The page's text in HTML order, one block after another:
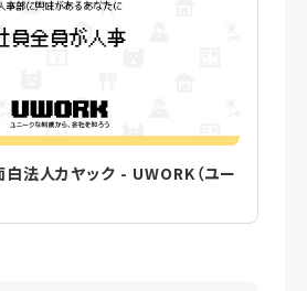
法人カヤック - UWORK（ユー